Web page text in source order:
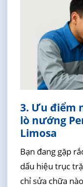
3. Ưu điểm
lò nướng
Limosa
Bạn đang gặp
dấu hiệu trục
chỉ sửa chữa